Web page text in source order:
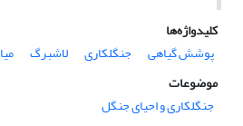
کلیدواژه‌ها
پوشش گیاهی
جنگلکاری لاشبرگ
موضوعات
جنگلکاری و احیای جنگل